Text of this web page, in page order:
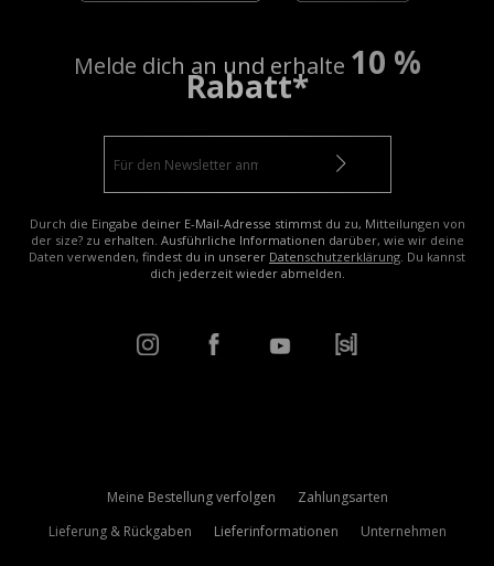
Melde dich an und erhalte 10 %
Rabatt*
Durch die Eingabe deiner E-Mail-Adresse stimmst du zu, Mitteilungen von
der size? zu erhalten. Ausführliche Informationen darüber, wie wir deine
Daten verwenden, findest du in unserer Datenschutzerklärung. Du kannst
dich jederzeit wieder abmelden.
Meine Bestellung verfolgen
Zahlungsarten
Lieferung & Rückgaben
Lieferinformationen Unternehmen